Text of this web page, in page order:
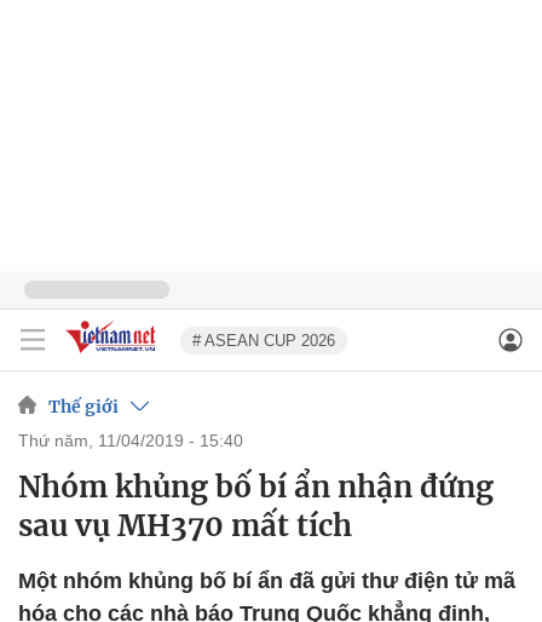
# ASEAN CUP 2026
Thế giới
thứ năm, 11/04/2019 - 15:40
Nhóm khủng bố bí ẩn nhận đứng
sau vụ MH370 mất tích
Một nhóm khủng bố bí ẩn đã gửi thư điện tử mã
hóa cho các nhà báo Trung Quốc khẳng định,